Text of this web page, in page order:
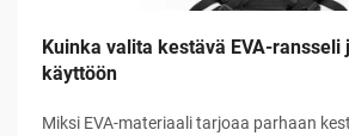
Kuinka valita kestävä EVA-ransseli
käyttöön
Miksi EVA-materiaali tarjoaa parhaan